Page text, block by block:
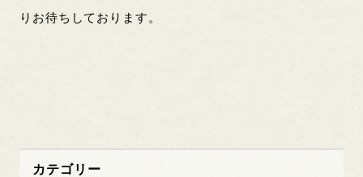
りお待ちしております。
カテゴリー